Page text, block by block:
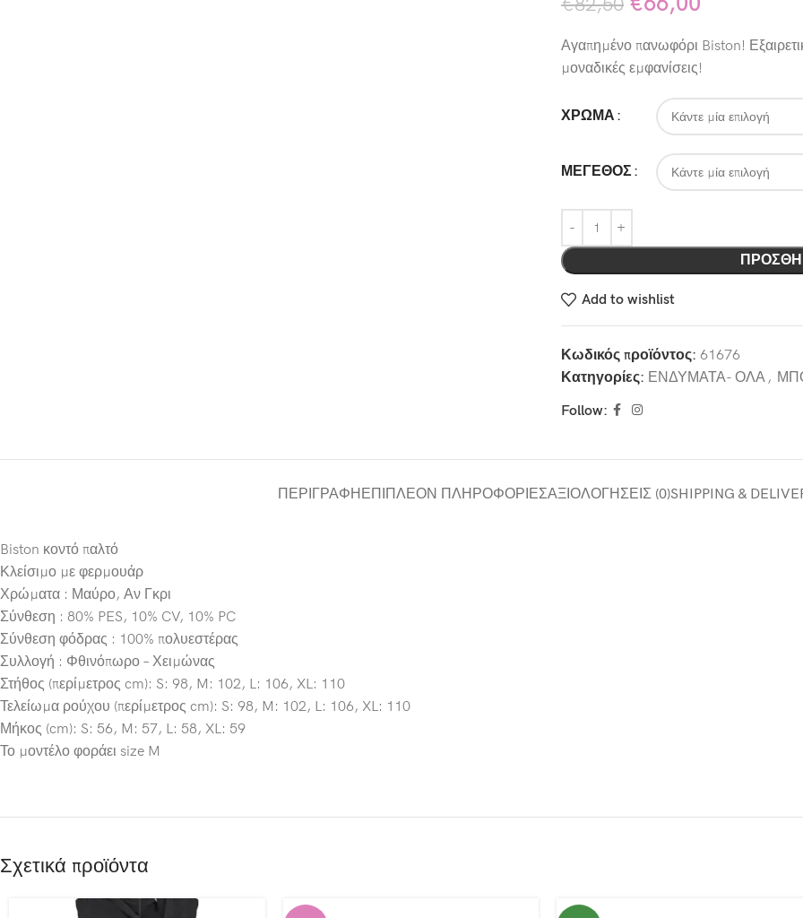
€82,50
Αγαπημένο πανωφόρι Biston!
μοναδικές εμφανίσεις!
ΧΡΩΜΑ
ΜΕΓΕΘΟΣ
Add to wishlist
Κωδικός προϊόντος: 61676
Κατηγορίες: ΕΝΔΥΜΑΤΑ- ΟΛΑ,
Follow:
ΠΕΡΙΓΡΑΦΉΕΠΙΠΛΈΟΝ ΠΛΗΡΟΦΟΡΊΕΣΑΞΙΟΛΟΓΉΣΕΙΣ (0)SHIPPING &
Biston κοντό παλτό
Κλείσιμο με φερμουάρ
Χρώματα : Μαύρο, Αν Γκρι
Σύνθεση : 80% PES, 10% CV, 10% PC
Σύνθεση φόδρας : 100% πολυεστέρας
Συλλογή : Φθινόπωρο – Χειμώνας
Στήθος (περίμετρος cm): S: 98, M: 102, L: 106, XL: 110
Τελείωμα ρούχου (περίμετρος cm): S: 98, M: 102, L: 106, XL: 110
Μήκος (cm): S: 56, M: 57, L: 58, XL: 59
Το μοντέλο φοράει size M
Σχετικά προϊόντα